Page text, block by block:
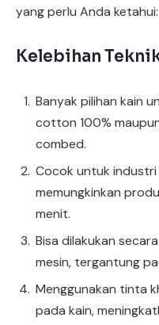
yang perlu Anda ketahui:
Kelebihan
Banyak pilihan kain
cotton 100%
combed.
Cocok untuk industri
memungkinkan
menit.
Bisa dilakukan
mesin, tergantung
Menggunakan tinta
pada kain,